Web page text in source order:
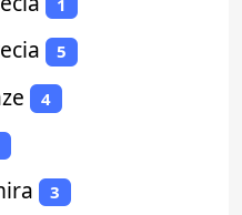
1
5
4
3